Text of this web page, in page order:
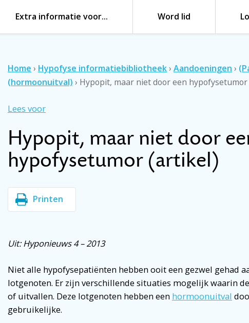
Extra informatie voor… Word lid
Home › Hypofyse informatiebibliotheek› Aandoeningen ›
(hormoonuitval) › Hypopit, maar niet door een
Lees voor
Hypopit, maar niet door
hypofysetumor (artikel)
Printen
Uit: Hyponieuws 4 – 2013
Niet alle hypofysepatiënten hebben ooit een gezwel gehad
lotgenoten. Er zijn verschillende situaties mogelijk waarin
of uitvallen. Deze lotgenoten hebben een hormoonuitval
gebruikelijke.